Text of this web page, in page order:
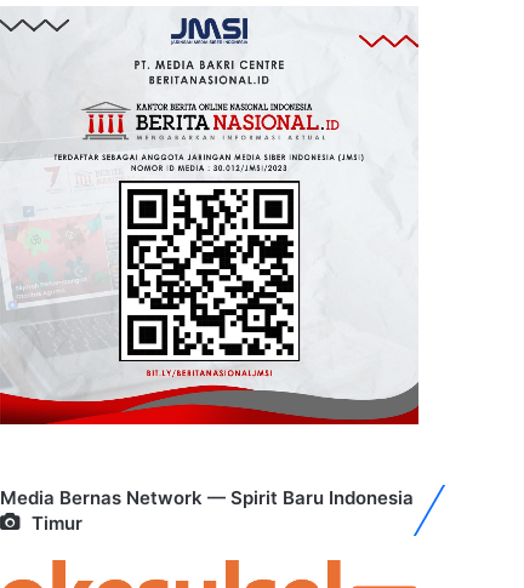
Media Bernas Network — Spirit Baru Indonesia
Timur